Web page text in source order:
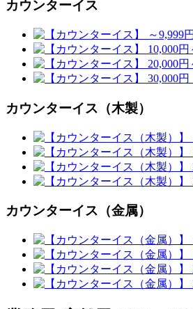
カウンターイス
カウンターイス（木製）
カウンターイス（金属）